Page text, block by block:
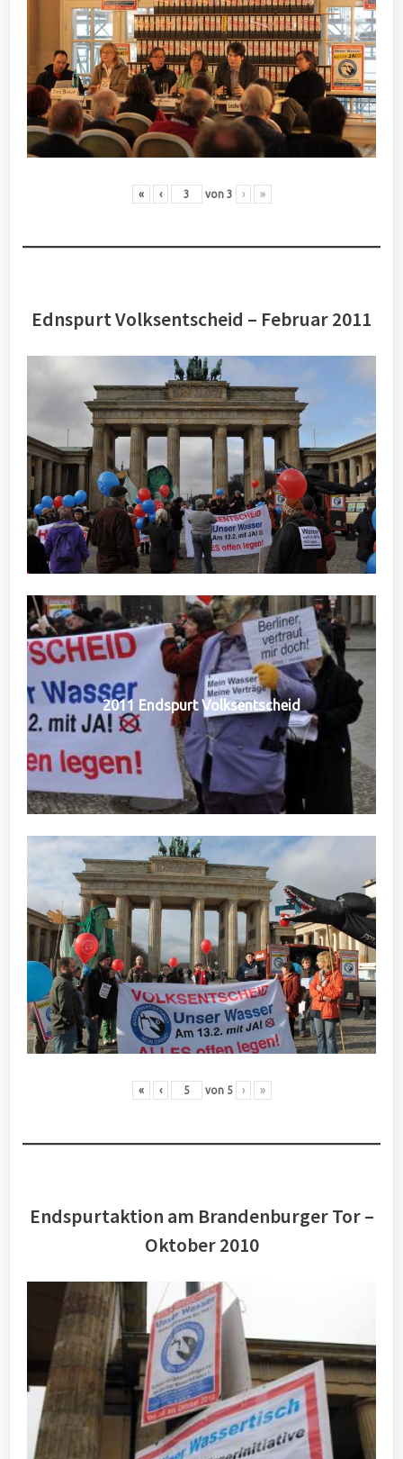
« ‹ von 3 › »
Ednspurt Volksentscheid – Februar 2011
2011 Endspurt Volksentscheid
« ‹ von 5 › »
Endspurtaktion am Brandenburger Tor –
Oktober 2010